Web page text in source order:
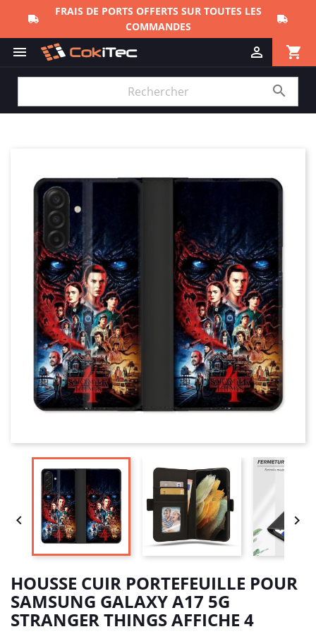
FRAIS DE PORTS OFFERTS SUR TOUTES LES
COMMANDES
 shopping_cart


 
HOUSSE CUIR PORTEFEUILLE POUR
SAMSUNG GALAXY A17 5G
STRANGER THINGS AFFICHE 4